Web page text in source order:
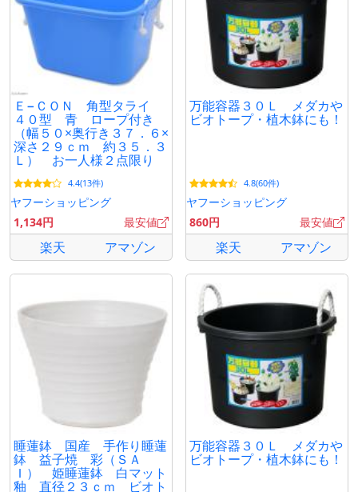
Ｅ−ＣＯＮ 角型タライ
４０型 青 ロープ付き
（幅５０×奥行き３７．６×
深さ２９ｃｍ 約３５．３
Ｌ） お一人様２点限り
4.4(13件)
ヤフーショッピング
1,134円
最安値
楽天 アマゾン
万能容器３０Ｌ メダカや
ビオトープ・植木鉢にも！
4.8(60件)
ヤフーショッピング
860円
最安値
楽天 アマゾン
睡蓮鉢 国産 手作り睡蓮
鉢 益子焼 彩（ＳＡ
Ｉ） 姫睡蓮鉢 白マット
釉 直径２３ｃｍ ビオト
万能容器３０Ｌ メダカや
ビオトープ・植木鉢にも！